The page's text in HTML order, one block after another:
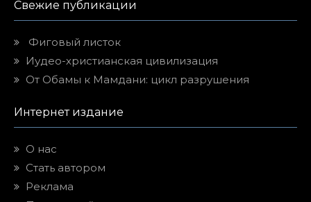
Свежие публикации
Фиговый листок
Иудео-христианская цивилизация
От Обамы к Мамдани: цикл разрушения
Интернет издание
О нас
Стать автором
Реклама